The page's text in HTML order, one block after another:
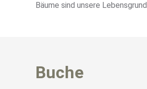
Bäume sind unsere
Buche